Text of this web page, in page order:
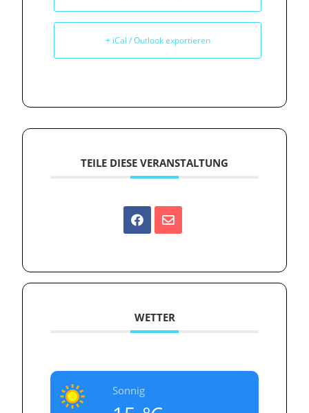
+ iCal / Outlook exportieren
TEILE DIESE VERANSTALTUNG
WETTER
Sonnig